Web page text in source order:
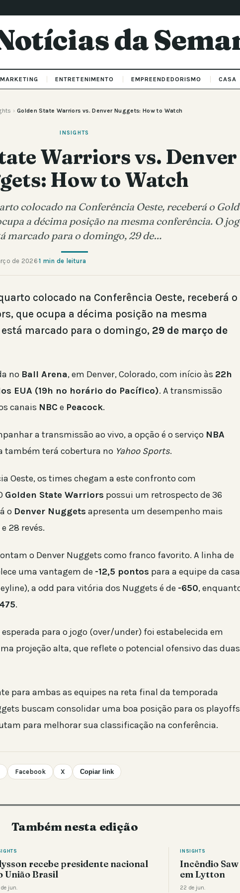
da
MARKETING ENTRETENIMENTO EMPREENDEDORISMO CASA
› Golden State Warriors vs. Denver Nuggets: How to Watch
INSIGHTS
Warriors vs. Denver
How to Watch
colocado na Conferência Oeste, receberá o
a décima posição na mesma conferência. O
marcado para o domingo, 29 de…
de 2026·1 min de leitura
colocado na Conferência Oeste, receberá o
que ocupa a décima posição na mesma
marcado para o domingo, 29 de março de
no Ball Arena, em Denver, Colorado, com início às 22h
EUA (19h no horário do Pacífico). A transmissão
canais NBC e Peacock.
a transmissão ao vivo, a opção é o serviço NBA
também terá cobertura no Yahoo Sports.
Oeste, os times chegam a este confronto com
Golden State Warriors possui um retrospecto de 36
o Denver Nuggets apresenta um desempenho mais
28 revés.
o Denver Nuggets como franco favorito. A linha de
uma vantagem de -12,5 pontos para a equipe da
a odd para vitória dos Nuggets é de -650,
.
para o jogo (over/under) foi estabelecida em
projeção alta, que reflete o potencial ofensivo das duas
para ambas as equipes na reta final da temporada
buscam consolidar uma boa posição para os
para melhorar sua classificação na conferência.
Facebook X Copiar link
Também nesta edição
recebe presidente nacional
União Brasil
jun.
INSIGHTS
Incêndio
em Lytton
22 de jun.